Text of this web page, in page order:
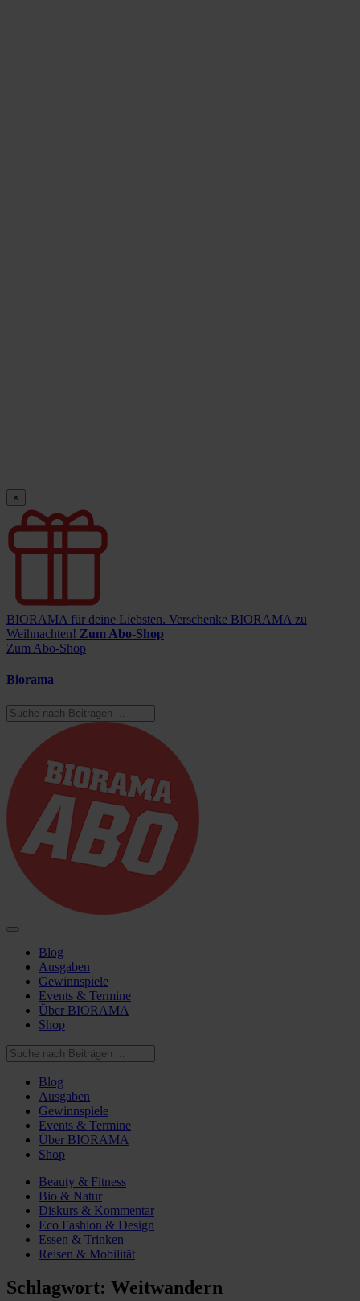
×
BIORAMA für deine Liebsten. Verschenke BIORAMA zu
Weihnachten! Zum Abo-Shop
Zum Abo-Shop
Biorama
Blog
Ausgaben
Gewinnspiele
Events & Termine
Über BIORAMA
Shop
Blog
Ausgaben
Gewinnspiele
Events & Termine
Über BIORAMA
Shop
Beauty & Fitness
Bio & Natur
Diskurs & Kommentar
Eco Fashion & Design
Essen & Trinken
Reisen & Mobilität
Schlagwort: Weitwandern